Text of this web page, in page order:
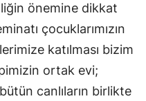
önemine dikkat
çocuklarımızın
katılması bizim
ortak evi;
canlıların birlikte